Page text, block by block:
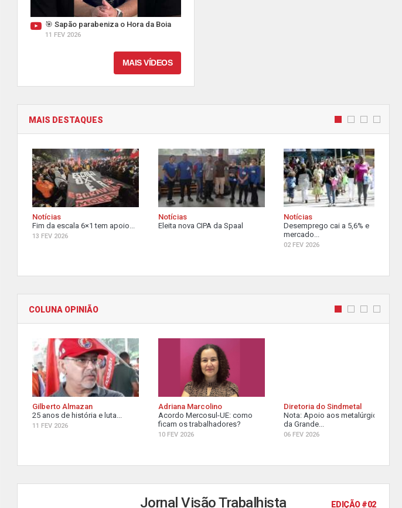
🎯 Sapão parabeniza o Hora da Boia
11 FEV 2026
MAIS VÍDEOS
MAIS DESTAQUES
Notícias
Fim da escala 6×1 tem apoio...
13 FEV 2026
Notícias
Eleita nova CIPA da Spaal
Notícias
Desemprego cai a 5,6% e
mercado...
02 FEV 2026
COLUNA OPINIÃO
Gilberto Almazan
25 anos de história e luta...
11 FEV 2026
Adriana Marcolino
Acordo Mercosul-UE: como
ficam os trabalhadores?
10 FEV 2026
Diretoria do Sindmetal
Nota: Apoio aos metalúrgicos
da Grande...
06 FEV 2026
Jornal Visão Trabalhista EDIÇÃO #02